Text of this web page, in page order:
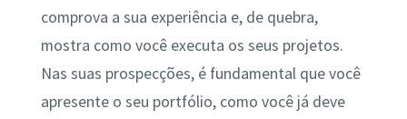
comprova a sua experiência e, de quebra,
mostra como você executa os seus projetos.
Nas suas prospecções, é fundamental que você
apresente o seu portfólio, como você já deve